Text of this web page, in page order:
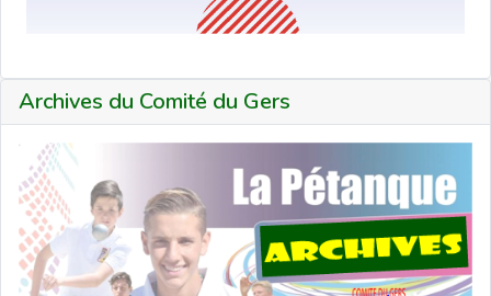
Archives du Comité du Gers